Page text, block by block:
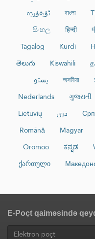
ئۇيغۇرچە
বাংলা
සිංහල
हिन्दी
Tagalog
Kurdî
తెలుగు
Kiswahili
پښتو
অসমীয়া
Nederlands
ગુજરાતી
Lietuvių
دری
Română
Magyar
Oromoo
ಕನ್ನಡ
ქართული
E-Poçt qaiməsində